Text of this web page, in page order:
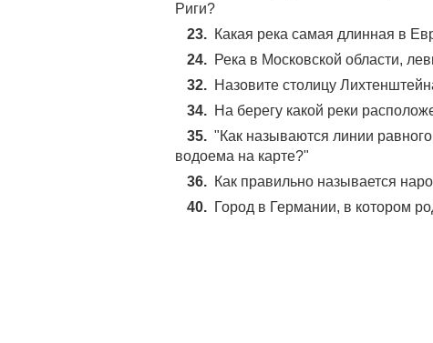
Риги?
23. Какая река самая длинная в
24. Река в Московской области,
32. Назовите столицу
34. На берегу какой реки
35. "Как называются линии
водоема на карте?"
36. Как правильно называется
40. Город в Германии, в котором